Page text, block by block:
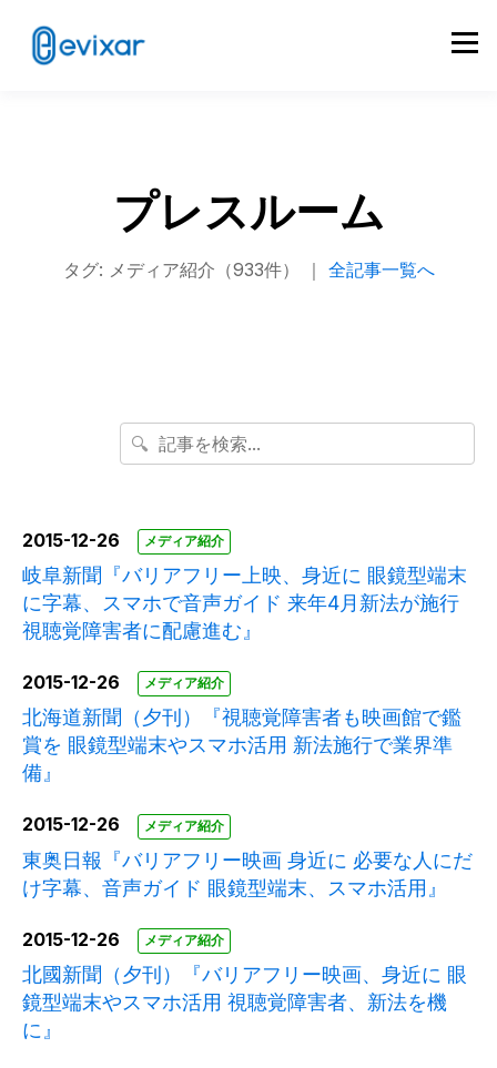
プレスルーム
タグ: メディア紹介（933件） ｜ 全記事一覧へ
🔍
2015-12-26 メディア紹介
岐阜新聞『バリアフリー上映、身近に 眼鏡型端末
に字幕、スマホで音声ガイド 来年4月新法が施行
視聴覚障害者に配慮進む』
2015-12-26 メディア紹介
北海道新聞（夕刊）『視聴覚障害者も映画館で鑑
賞を 眼鏡型端末やスマホ活用 新法施行で業界準
備』
2015-12-26 メディア紹介
東奥日報『バリアフリー映画 身近に 必要な人にだ
け字幕、音声ガイド 眼鏡型端末、スマホ活用』
2015-12-26 メディア紹介
北國新聞（夕刊）『バリアフリー映画、身近に 眼
鏡型端末やスマホ活用 視聴覚障害者、新法を機
に』